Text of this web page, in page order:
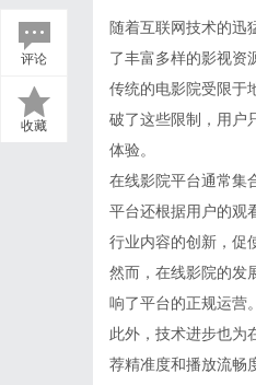
评论
收藏
随着互联网技术的迅
了丰富多样的影视资
传统的电影院受限于
破了这些限制，用户
体验。
在线影院平台通常集
平台还根据用户的观
行业内容的创新，促
然而，在线影院的发
响了平台的正规运营
此外，技术进步也为
荐精准度和播放流畅